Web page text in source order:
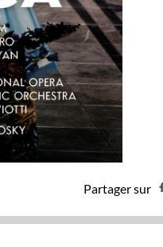
Partager sur